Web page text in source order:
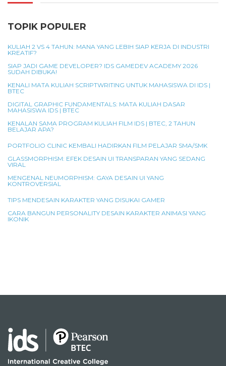
TOPIK POPULER
KULIAH 2 VS 4 TAHUN: MANA YANG LEBIH SIAP KERJA DI INDUSTRI
KREATIF?
SIAP JADI GAME DEVELOPER? IDS GAMEDEV ACADEMY 2026
SUDAH DIBUKA!
KENALI MATA KULIAH SCRIPTWRITING UNTUK MAHASISWA DI IDS |
BTEC
DIGITAL GRAPHIC FUNDAMENTALS: MATA KULIAH DASAR
MAHASISWA IDS | BTEC
KENALAN SAMA PROGRAM KULIAH FILM IDS | BTEC, 2 TAHUN
BELAJAR APA?
PORTFOLIO CLINIC KEMBALI HADIRKAN FILM PELAJAR SMA/SMK
GLASSMORPHISM: EFEK DESAIN UI TRANSPARAN YANG SEDANG
VIRAL
MENGENAL NEUMORPHISM: GAYA DESAIN UI YANG
KONTROVERSIAL
TIPS MENDESAIN KARAKTER YANG DISUKAI GAMER
CARA BANGUN PERSONALITY DESAIN KARAKTER ANIMASI YANG
IKONIK